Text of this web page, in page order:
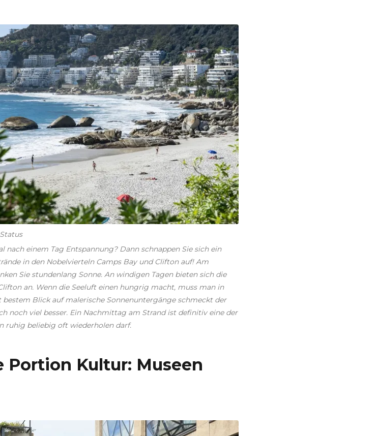
einem Tag Entspannung? Dann schnappen Sie sich ein
in den Nobelvierteln Camps Bay und Clifton auf! Am
Sie stundenlang Sonne. An windigen Tagen bieten sich die
an. Wenn die Seeluft einen hungrig macht, muss man in
Blick auf malerische Sonnenuntergänge schmeckt der
noch viel besser. Ein Nachmittag am Strand ist definitiv eine der
ruhig beliebig oft wiederholen darf.
Portion Kultur: Museen